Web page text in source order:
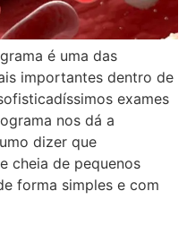
é uma das
importantes dentro de
exames
nos dá a
dizer que
cheia de pequenos
forma simples e com